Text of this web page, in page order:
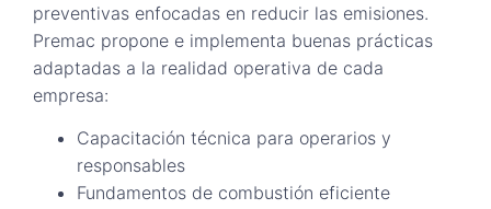
preventivas enfocadas en reducir las emisiones.
Premac propone e implementa buenas prácticas
adaptadas a la realidad operativa de cada
empresa:
Capacitación técnica para operarios y
responsables
Fundamentos de combustión eficiente